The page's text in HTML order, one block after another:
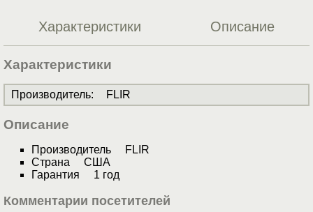
Характеристики Описание
Характеристики
Производитель: FLIR
Описание
Производитель FLIR
Страна США
Гарантия 1 год
Комментарии посетителей